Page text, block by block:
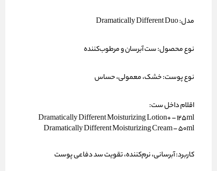
مدل:
نوع محصول:ست آبرسان و مرطوب‌کننده
نوع پوست:خشک، معمولی، حساس
اقلام داخل ست:
Dramatically Different Moisturizing Lotion+ – 125ml
Dramatically Different Moisturizing Cream – 50ml
کاربرد:آبرسانی، نرم‌کننده، تقویت سد دفاعی پوست